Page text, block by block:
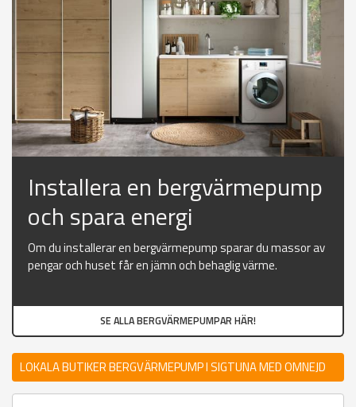
Installera en bergvärmepump
och spara energi
Om du installerar en bergvärmepump sparar du massor av
pengar och huset får en jämn och behaglig värme.
SE ALLA BERGVÄRMEPUMPAR HÄR!
LOKALA BUTIKER BERGVÄRMEPUMP I SIGTUNA MED OMNEJD